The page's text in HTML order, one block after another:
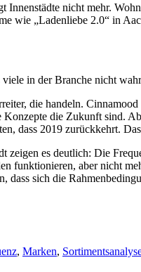
Innenstädte nicht mehr.
wie „Ladenliebe 2.0“ in
in der Branche nicht
die handeln.
die Zukunft sind.
dass 2019 zurückkehrt.
zeigen es deutlich: Die
funktionieren, aber nicht
dass sich die
, Marken,